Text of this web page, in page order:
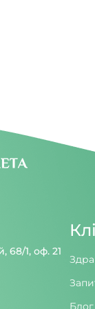
68/1, оф. 21
Блог